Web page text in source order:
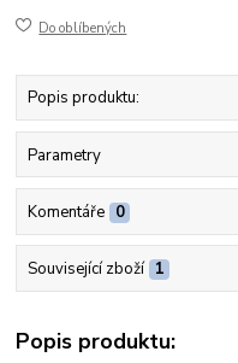
Do oblíbených
Popis produktu:
Parametry
Komentáře 0
Související zboží 1
Popis produktu: